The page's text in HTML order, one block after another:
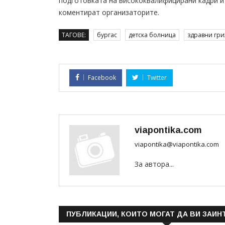
коментират организаторите.
ТАГОВЕ: бургас детска болница здравни
Facebook Twitter
viapontika.com
viapontika@viapontika.com
За автора...
ПУБЛИКАЦИИ, КОИТО МОГАТ ДА ВИ